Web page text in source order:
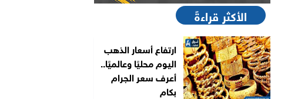
الأكثر قراءةً
ارتفاع أسعار الذهب
اليوم محليًا وعالميًا..
أعرف سعر الجرام
بكام